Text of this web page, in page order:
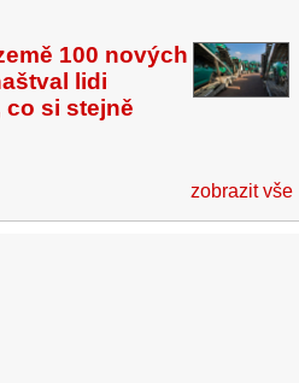
100 nových
lidi
co si stejně
zobrazit vše